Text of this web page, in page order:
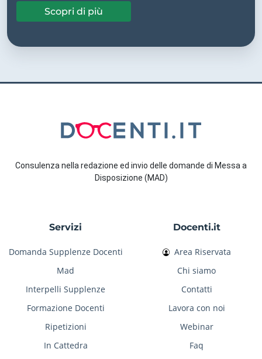
Scopri di più
Consulenza nella redazione ed invio delle domande di Messa a
Disposizione (MAD)
Servizi
Domanda Supplenze Docenti
Mad
Interpelli Supplenze
Formazione Docenti
Ripetizioni
In Cattedra
Docenti.it
Area Riservata
Chi siamo
Contatti
Lavora con noi
Webinar
Faq